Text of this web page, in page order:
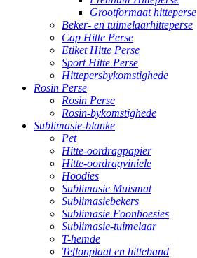
Grootformaat hitteperse
Beker- en tuimelaarhitteperse
Cap Hitte Perse
Etiket Hitte Perse
Sport Hitte Perse
Hittepersbykomstighede
Rosin Perse
Rosin Perse
Rosin-bykomstighede
Sublimasie-blanke
Pet
Hitte-oordragpapier
Hitte-oordragviniele
Hoodies
Sublimasie Muismat
Sublimasiebekers
Sublimasie Foonhoesies
Sublimasie-tuimelaar
T-hemde
Teflonplaat en hitteband